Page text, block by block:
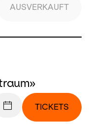
AUSVERKAUFT
TICKETS